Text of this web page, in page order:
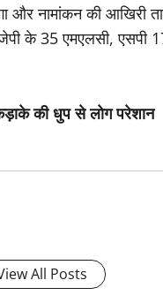
और नामांकन की आखिरी
के 35 एमएलसी, एसपी
की धुप से लोग परेशान
All Posts